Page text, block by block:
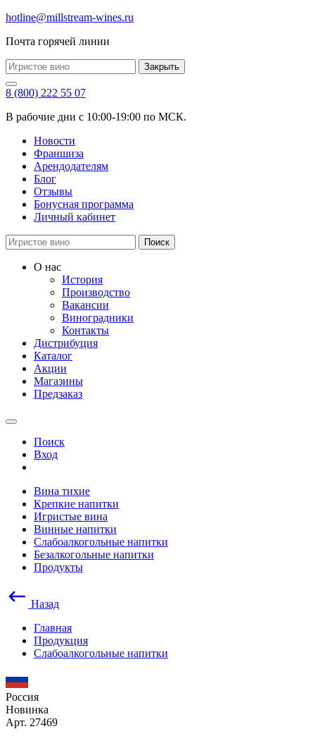
hotline@millstream-wines.ru
Почта горячей линии
Закрыть
8 (800) 222 55 07
В рабочие дни с 10:00-19:00 по МСК.
Новости
Франшиза
Арендодателям
Блог
Отзывы
Бонусная программа
Личный кабинет
Поиск
О нас
История
Производство
Вакансии
Виноградники
Контакты
Дистрибуция
Каталог
Акции
Магазины
Предзаказ
Поиск
Вход
Вина тихие
Крепкие напитки
Игристые вина
Винные напитки
Слабоалкогольные напитки
Безалкогольные напитки
Продукты
Назад
Главная
Продукция
Слабоалкогольные напитки
Россия
Новинка
Арт. 27469